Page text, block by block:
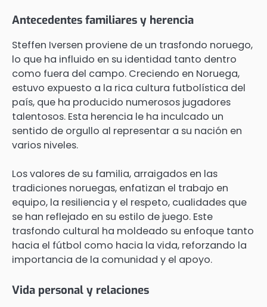
Antecedentes familiares y herencia
Steffen Iversen proviene de un trasfondo noruego,
lo que ha influido en su identidad tanto dentro
como fuera del campo. Creciendo en Noruega,
estuvo expuesto a la rica cultura futbolística del
país, que ha producido numerosos jugadores
talentosos. Esta herencia le ha inculcado un
sentido de orgullo al representar a su nación en
varios niveles.
Los valores de su familia, arraigados en las
tradiciones noruegas, enfatizan el trabajo en
equipo, la resiliencia y el respeto, cualidades que
se han reflejado en su estilo de juego. Este
trasfondo cultural ha moldeado su enfoque tanto
hacia el fútbol como hacia la vida, reforzando la
importancia de la comunidad y el apoyo.
Vida personal y relaciones